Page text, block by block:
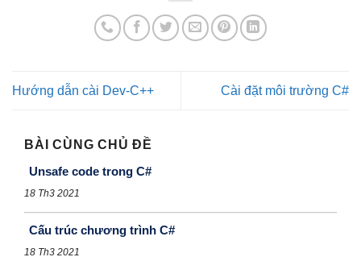
Hướng dẫn cài Dev-C++ Cài đặt môi trường C#
BÀI CÙNG CHỦ ĐỀ
Unsafe code trong C#
18 Th3 2021
Cấu trúc chương trình C#
18 Th3 2021